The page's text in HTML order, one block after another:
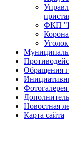
ФКП
Обращения
Фотогалерея
Новостная
Карта сайта